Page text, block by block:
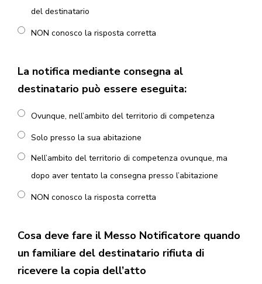
del destinatario
NON conosco la risposta corretta
La notifica mediante consegna al
destinatario può essere eseguita:
Ovunque, nell’ambito del territorio di competenza
Solo presso la sua abitazione
Nell’ambito del territorio di competenza ovunque, ma
dopo aver tentato la consegna presso l’abitazione
NON conosco la risposta corretta
Cosa deve fare il Messo Notificatore quando
un familiare del destinatario rifiuta di
ricevere la copia dell’atto